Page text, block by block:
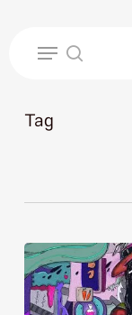
search
Menu
Tag